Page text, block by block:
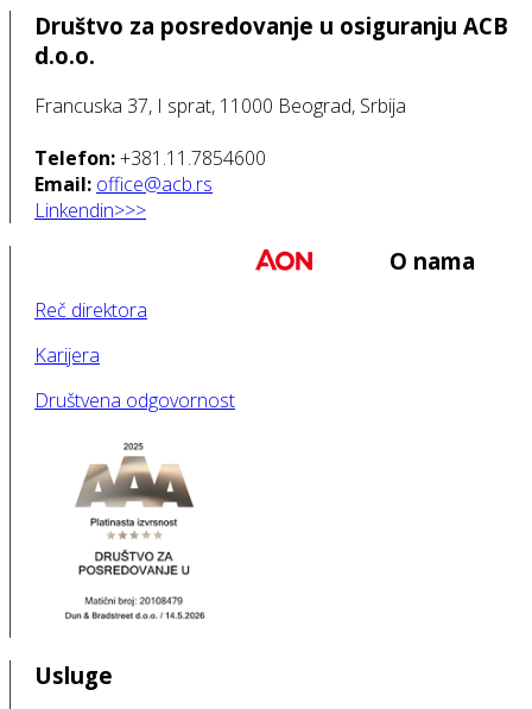
Društvo za posredovanje u osiguranju ACB
d.o.o.
Francuska 37, I sprat, 11000 Beograd, Srbija
Telefon:+381.11.7854600
Email: office@acb.rs
Linkendin>>>
O nama
Reč direktora
Karijera
Društvena odgovornost
Usluge